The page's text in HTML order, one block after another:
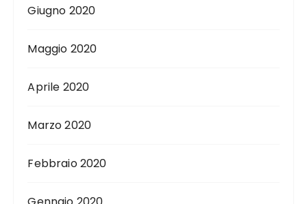
Giugno 2020
Maggio 2020
Aprile 2020
Marzo 2020
Febbraio 2020